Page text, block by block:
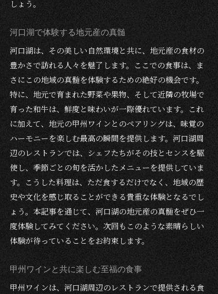
しょう。
河口湖で体験する地元産の真髄
河口湖は、その美しい自然環境と共に、地元産の食材の
豊かさで訪れる人々を魅了します。ここでの食事は、ま
さにこの地域の真髄を体験するための絶好の機会です。
特に、地元で育まれた野菜や果物、そして近隣の牧場で
育った和牛は、鮮度と味わいが一際優れています。これ
に加えて、地元の甲州ワインとのペアリングは、味覚の
ハーモニーを楽しむ最高の瞬間を提供します。河口湖周
辺のレストランでは、シェフたちがその技とセンスを駆
使し、季節ごとの旬を活かしたメニューを提供していま
す。こうした料理は、ただ食するだけでなく、地域の歴
史や文化を感じ取ることができる貴重な体験となるでし
ょう。本記事を通じて、河口湖の地元産の真髄をぜひ一
度体験してみてください。次回もこのような素晴らしい
体験が待っていることをお約束します。
甲州ワインと共に楽しむ至福の食事
甲州ワインは、河口湖周辺のレストランで提供される食